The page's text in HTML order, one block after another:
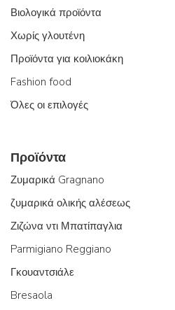
Βιολογικά προϊόντα
Χωρίς γλουτένη
Προϊόντα για κοιλιοκάκη
Fashion food
Όλες οι επιλογές
Προϊόντα
Ζυμαρικά Gragnano
ζυμαρικά ολικής αλέσεως
Ζιζώνα ντι Μπατίπαγλια
Parmigiano Reggiano
Γκουαντσιάλε
Bresaola